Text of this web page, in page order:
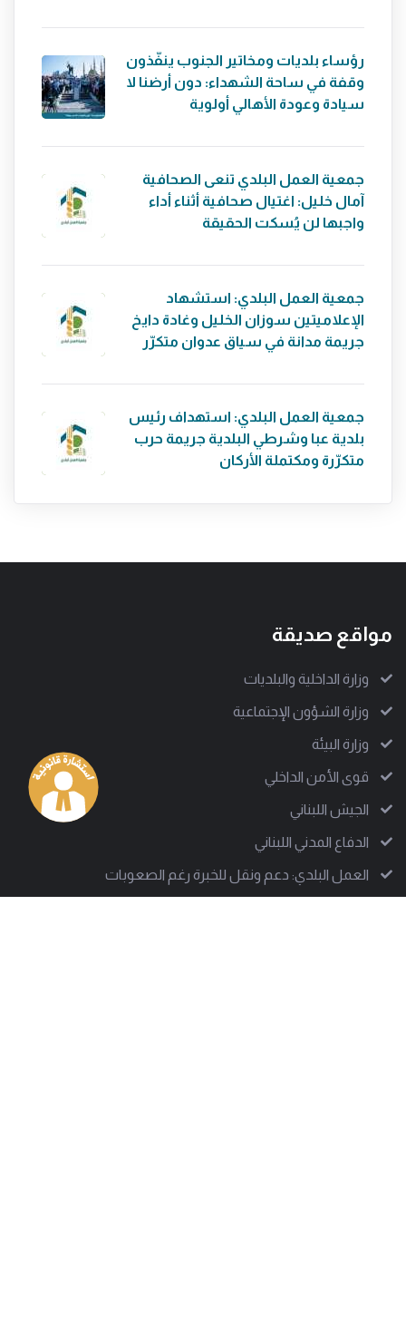
رؤساء بلديات ومخاتير الجنوب ينفّذون
وقفة في ساحة الشهداء: دون أرضنا لا
سيادة وعودة الأهالي أولوية
جمعية العمل البلدي تنعى الصحافية
آمال خليل: اغتيال صحافية أثناء أداء
واجبها لن يُسكت الحقيقة
جمعية العمل البلدي: استشهاد
الإعلاميتين سوزان الخليل وغادة دايخ
جريمة مدانة في سياق عدوان متكرّر
جمعية العمل البلدي: استهداف رئيس
بلدية عبا وشرطي البلدية جريمة حرب
متكرّرة ومكتملة الأركان
مواقع صديقة
وزارة الداخلية والبلديات
وزارة الشؤون الإجتماعية
وزارة البيئة
قوى الأمن الداخلي
الجيش اللبناني
الدفاع المدني اللبناني
العمل البلدي: دعم ونقل للخبرة رغم الصعوبات